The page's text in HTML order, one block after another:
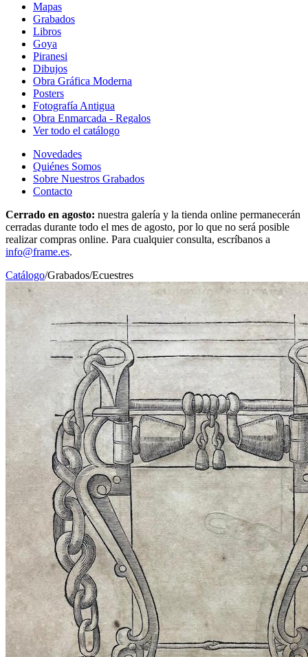
Mapas
Grabados
Libros
Goya
Piranesi
Dibujos
Obra Gráfica Moderna
Posters
Fotografía Antigua
Obra Enmarcada - Regalos
Ver todo el catálogo
Novedades
Quiénes Somos
Sobre Nuestros Grabados
Contacto
Cerrado en agosto: nuestra galería y la tienda online permanecerán
cerradas durante todo el mes de agosto, por lo que no será posible
realizar compras online. Para cualquier consulta, escríbanos a
info@frame.es.
Catálogo/Grabados/Ecuestres